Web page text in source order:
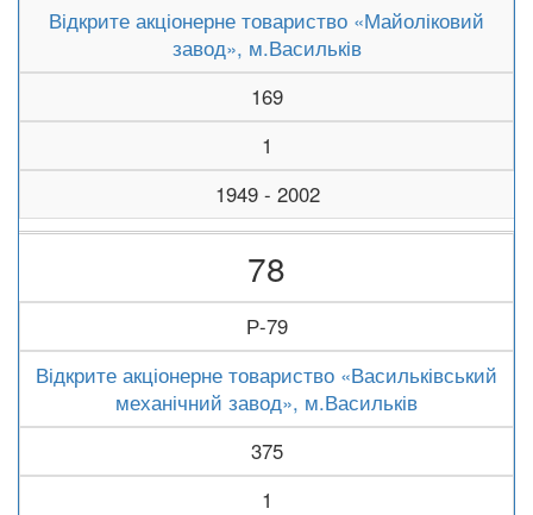
Відкрите акціонерне товариство «Майоліковий
завод», м.Васильків
169
1
1949 - 2002
78
Р-79
Відкрите акціонерне товариство «Васильківський
механічний завод», м.Васильків
375
1